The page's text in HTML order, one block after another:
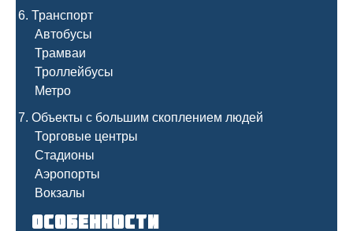
Транспорт
Автобусы
Трамваи
Троллейбусы
Метро
Объекты с большим скоплением людей
Торговые центры
Стадионы
Аэропорты
Вокзалы
Особенности